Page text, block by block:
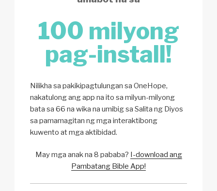
100 milyong
pag-install!
Nilikha sa pakikipagtulungan sa OneHope,
nakatulong ang app na ito sa milyun-milyong
bata sa 66 na wika na umibig sa Salita ng Diyos
sa pamamagitan ng mga interaktibong
kuwento at mga aktibidad.
May mga anak na 8 pababa? I-download ang
Pambatang Bible App!